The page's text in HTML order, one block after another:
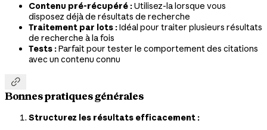
Contenu pré-récupéré :Utilisez-la lorsque vous
disposez déjà de résultats de recherche
Traitement par lots :Idéal pour traiter plusieurs résultats
de recherche à la fois
Tests :Parfait pour tester le comportement des citations
avec un contenu connu

Bonnes pratiques générales
Structurez les résultats efficacement :